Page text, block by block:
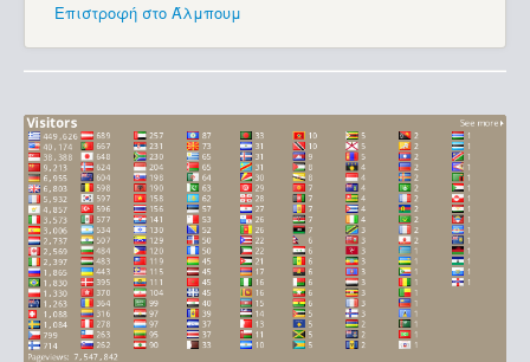
Επιστροφή στο Άλμπουμ